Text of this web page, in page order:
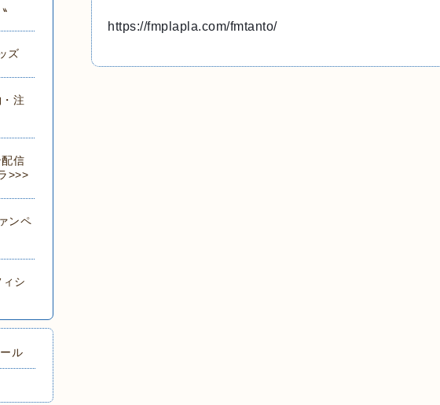
https://fmplapla.com/fmtanto/
ズ
注
配信
>>>
ンペ
シ
ル